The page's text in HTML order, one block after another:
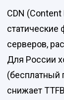
CDN
статические
серверов,
Для России
(бесплатный
снижает